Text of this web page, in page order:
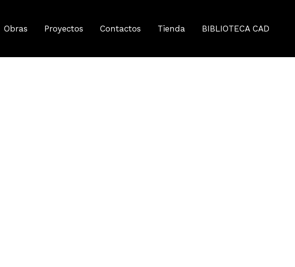
Obras Proyectos Contactos Tienda BIBLIOTECA CAD